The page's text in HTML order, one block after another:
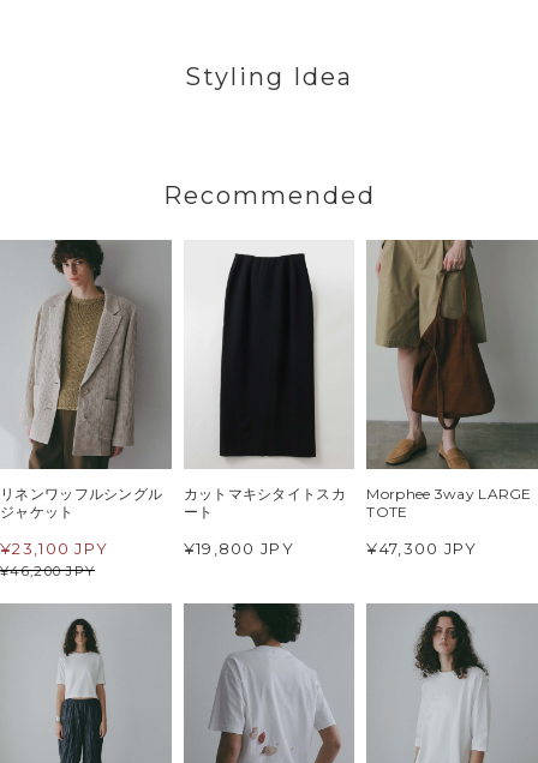
Styling Idea
Recommended
リネンワッフルシングル
ジャケット
¥46,200 JPY
¥23,100 JPY
カットマキシタイトスカ
ート
¥19,800 JPY
Morphee 3way LARGE
TOTE
¥47,300 JPY